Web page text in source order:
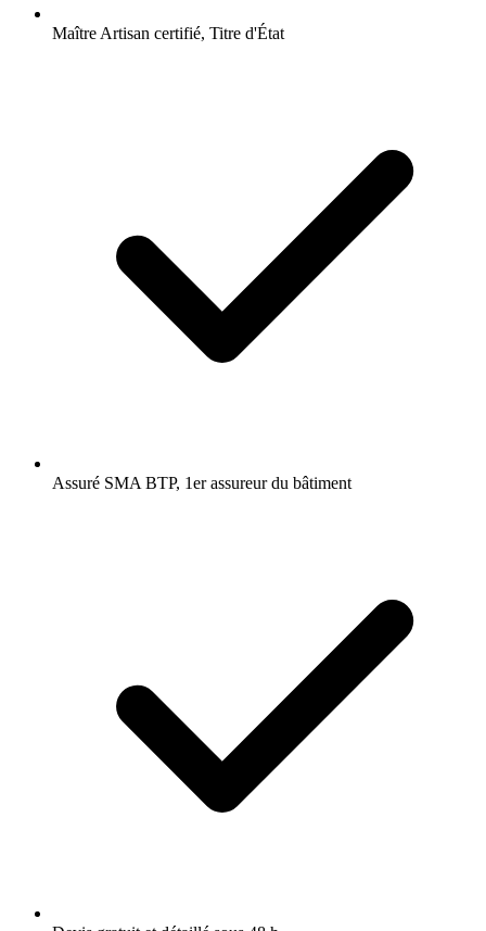
Maître Artisan certifié, Titre d'État
Assuré SMA BTP, 1er assureur du bâtiment